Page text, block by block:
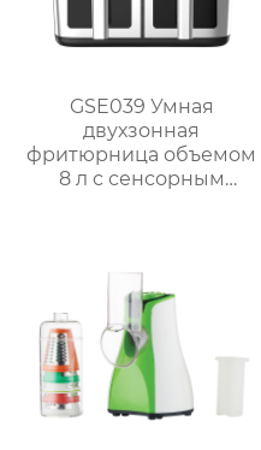
GSE039 Умная
двухзонная
фритюрница объемом
8 л с сенсорным